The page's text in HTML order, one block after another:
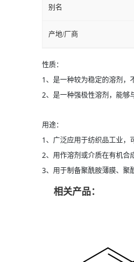
别名
产地/厂商
性质：
1、是一种较为稳定的溶剂，
2、是一种强极性溶剂，能够
用途：
1、广泛应用于纺织品工业，
2、用作溶剂或介质在有机合
3、用于制备聚酰胺薄膜、聚
相关产品：